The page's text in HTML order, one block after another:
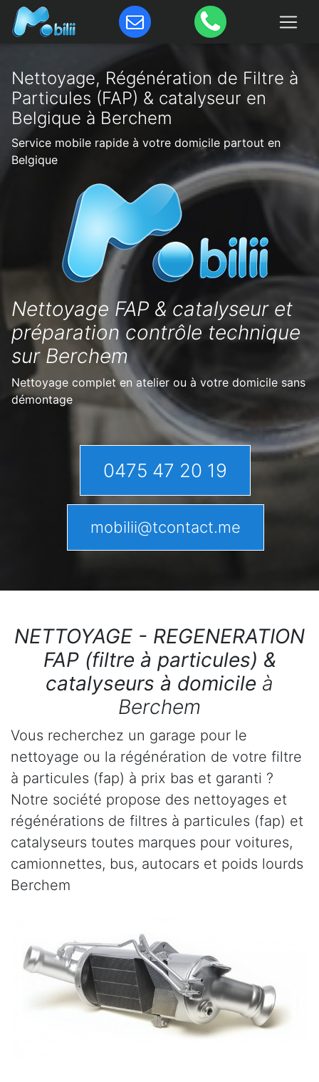
Nettoyage, Régénération de Filtre à
Particules (FAP) & catalyseur en
Belgique à Berchem
Service mobile rapide à votre domicile partout en
Belgique
Nettoyage FAP & catalyseur et
préparation contrôle technique
sur Berchem
Nettoyage complet en atelier ou à votre domicile sans
démontage
0475 47 20 19
mobilii@tcontact.me
NETTOYAGE - REGENERATION
FAP (filtre à particules) &
catalyseurs à domicile à
Berchem
Vous recherchez un garage pour le
nettoyage ou la régénération de votre filtre
à particules (fap) à prix bas et garanti ?
Notre société propose des nettoyages et
régénérations de filtres à particules (fap) et
catalyseurs toutes marques pour voitures,
camionnettes, bus, autocars et poids lourds
Berchem